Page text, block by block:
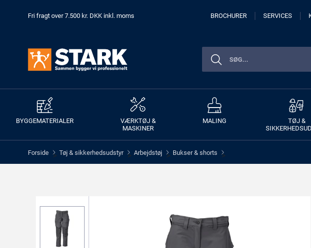
Fri fragt over 7.500 kr. DKK inkl. moms BROCHURER SERVICES
BYGGEMATERIALER
VÆRKTØJ &
MASKINER
MALING
TØJ &
Forside > Tøj & sikkerhedsudstyr > Arbejdstøj > Bukser & shorts >